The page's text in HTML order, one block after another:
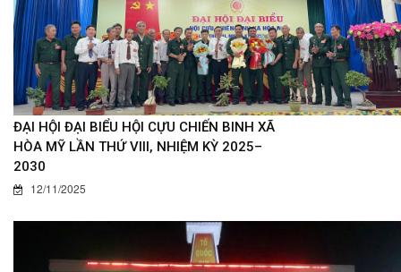
ĐẠI HỘI ĐẠI BIỂU HỘI CỰU CHIẾN BINH XÃ
HÒA MỸ LẦN THỨ VIII, NHIỆM KỲ 2025–
2030
12/11/2025